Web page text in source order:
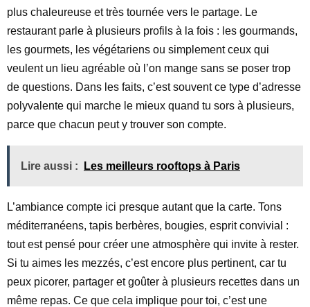
plus chaleureuse et très tournée vers le partage. Le
restaurant parle à plusieurs profils à la fois : les gourmands,
les gourmets, les végétariens ou simplement ceux qui
veulent un lieu agréable où l’on mange sans se poser trop
de questions. Dans les faits, c’est souvent ce type d’adresse
polyvalente qui marche le mieux quand tu sors à plusieurs,
parce que chacun peut y trouver son compte.
Lire aussi : Les meilleurs rooftops à Paris
L’ambiance compte ici presque autant que la carte. Tons
méditerranéens, tapis berbères, bougies, esprit convivial :
tout est pensé pour créer une atmosphère qui invite à rester.
Si tu aimes les mezzés, c’est encore plus pertinent, car tu
peux picorer, partager et goûter à plusieurs recettes dans un
même repas. Ce que cela implique pour toi, c’est une